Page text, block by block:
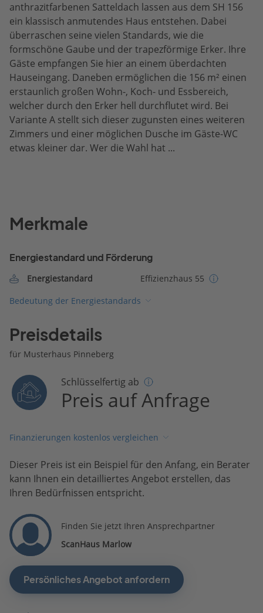
anthrazitfarbenen Satteldach lassen aus dem SH 156
ein klassisch anmutendes Haus entstehen. Dabei
überraschen seine vielen Standards, wie die
formschöne Gaube und der trapezförmige Erker. Ihre
Gäste empfangen Sie hier an einem überdachten
Hauseingang. Daneben ermöglichen die 156 m² einen
erstaunlich großen Wohn-, Koch- und Essbereich,
welcher durch den Erker hell durchflutet wird. Bei
Variante A stellt sich dieser zugunsten eines weiteren
Zimmers und einer möglichen Dusche im Gäste-WC
etwas kleiner dar. Wer die Wahl hat ...
Merkmale
Energiestandard und Förderung
Energiestandard
Effizienzhaus 55
Bedeutung der Energiestandards
Preisdetails
für Musterhaus Pinneberg
Schlüsselfertig ab
Preis auf Anfrage
Finanzierungen kostenlos vergleichen
Dieser Preis ist ein Beispiel für den Anfang, ein Berater
kann Ihnen ein detailliertes Angebot erstellen, das
Ihren Bedürfnissen entspricht.
Finden Sie jetzt Ihren Ansprechpartner
ScanHaus Marlow
Persönliches Angebot anfordern